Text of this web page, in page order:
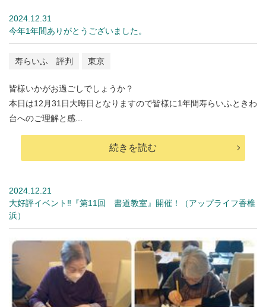
2024.12.31
今年1年間ありがとうございました。
寿らいふ 評判 東京
皆様いかがお過ごしでしょうか？
本日は12月31日大晦日となりますので皆様に1年間寿らいふときわ
台へのご理解と感...
続きを読む
2024.12.21
大好評イベント‼『第11回 書道教室』開催！（アップライフ香椎
浜）